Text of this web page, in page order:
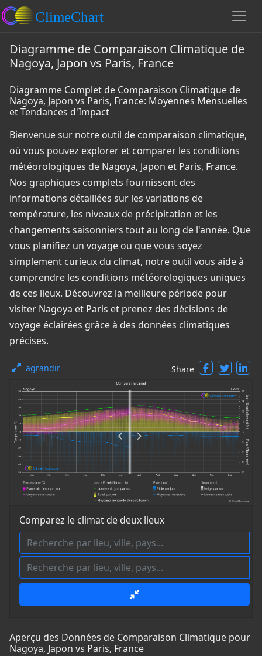
Diagramme de Comparaison Climatique de
Nagoya, Japon vs Paris, France
Diagramme Complet de Comparaison Climatique de
Nagoya, Japon vs Paris, France: Moyennes Mensuelles
et Tendances d'Impact
Bienvenue sur notre outil de comparaison climatique,
où vous pouvez explorer et comparer les conditions
météorologiques de Nagoya, Japon et Paris, France.
Nos graphiques complets fournissent des
informations détaillées sur les variations de
température, les niveaux de précipitation et les
changements saisonniers tout au long de l'année. Que
vous planifiez un voyage ou que vous soyez
simplement curieux du climat, notre outil vous aide à
comprendre les conditions météorologiques uniques
de ces lieux. Découvrez la meilleure période pour
visiter Nagoya et Paris et prenez des décisions de
voyage éclairées grâce à des données climatiques
précises.
agrandir Share
Comparez le climat de deux lieux
Aperçu des Données de Comparaison Climatique pour
Nagoya, Japon vs Paris, France